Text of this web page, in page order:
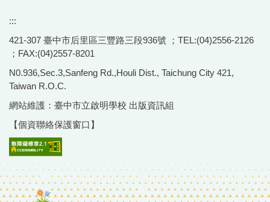
:::
421-307 臺中市后里區三豐路三段936號 ；TEL:(04)2556-2126
；FAX:(04)2557-8201
N0.936,Sec.3,Sanfeng Rd.,Houli Dist., Taichung City 421,
Taiwan R.O.C.
網站維護：臺中市立啟明學校 出版資訊組
【個資聯絡保護窗口】